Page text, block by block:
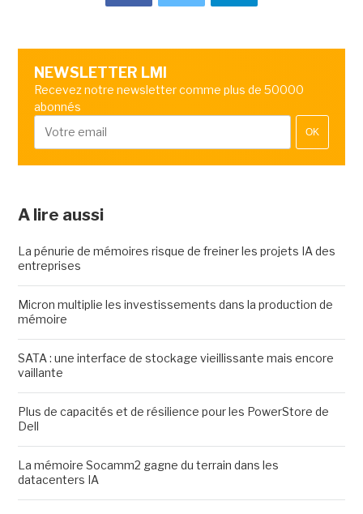
NEWSLETTER LMI
Recevez notre newsletter comme plus de 50000
abonnés
OK
A lire aussi
La pénurie de mémoires risque de freiner les projets IA des
entreprises
Micron multiplie les investissements dans la production de
mémoire
SATA : une interface de stockage vieillissante mais encore
vaillante
Plus de capacités et de résilience pour les PowerStore de
Dell
La mémoire Socamm2 gagne du terrain dans les
datacenters IA